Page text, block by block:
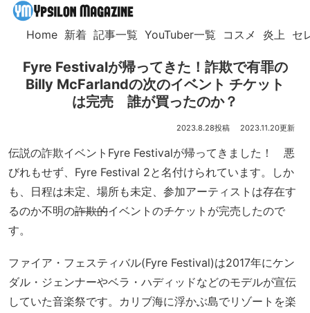
Home 新着 記事一覧 YouTuber一覧 コスメ 炎上 セ
Fyre Festivalが帰ってきた！詐欺で有罪の
Billy McFarlandの次のイベント チケット
は完売 誰が買ったのか？
2023.8.28 2023.11.20
伝説の詐欺イベントFyre Festivalが帰ってきました！ 悪
びれもせず、Fyre Festival 2と名付けられています。しか
も、日程は未定、場所も未定、参加アーティストは存在す
るのか不明の詐欺的イベントのチケットが完売したので
す。
ファイア・フェスティバル(Fyre Festival)は2017年にケン
ダル・ジェンナーやベラ・ハディッドなどのモデルが宣伝
していた音楽祭です。カリブ海に浮かぶ島でリゾートを楽